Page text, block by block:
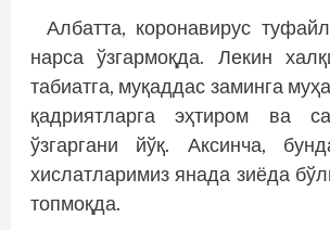
Албатта, коронавирус
нарса ўзгармоқда. Лекин
табиатга, муқаддас заминга
қадриятларга эҳтиром ва
ўзгаргани йўқ. Аксинча,
хислатларимиз янада зиёда
топмоқда.